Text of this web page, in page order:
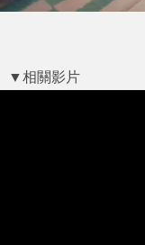
▼相關影片